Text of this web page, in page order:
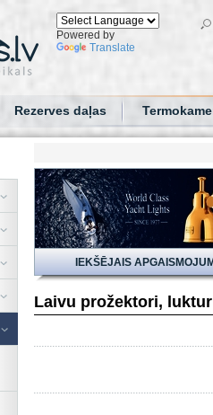
Powered by
Translate
Rezerves daļas
IEKŠĒJAIS
Laivu prožektori,